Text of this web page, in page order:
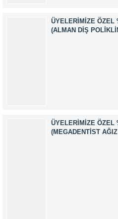
ÜYELERIMIZE ÖZEL
(ALMAN DIŞ
ÜYELERIMIZE ÖZEL
(MEGADENTIST